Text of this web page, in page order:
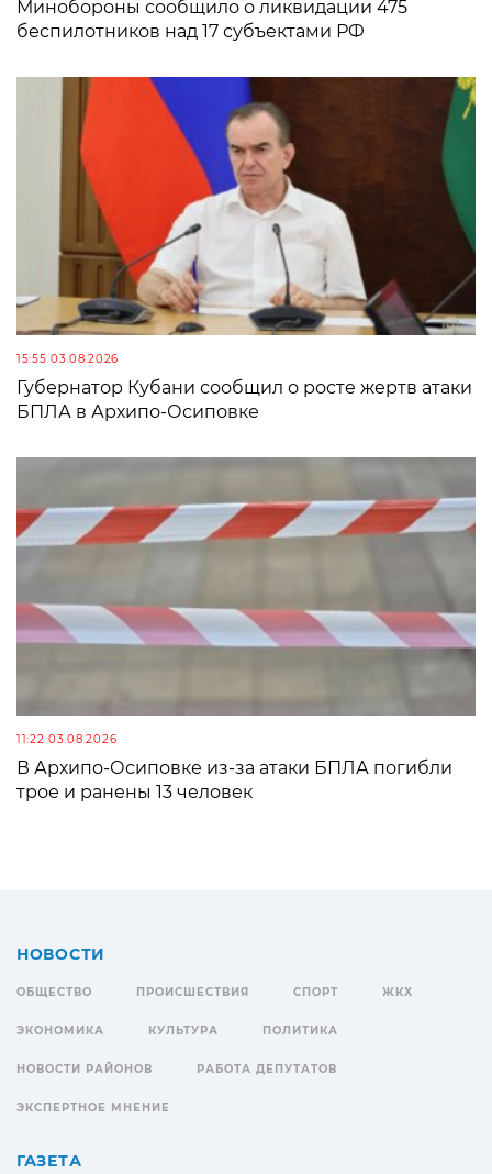
Минобороны сообщило о ликвидации 475
беспилотников над 17 субъектами РФ
15:55 03.08.2026
Губернатор Кубани сообщил о росте жертв атаки
БПЛА в Архипо-Осиповке
11:22 03.08.2026
В Архипо-Осиповке из-за атаки БПЛА погибли
трое и ранены 13 человек
НОВОСТИ
ОБЩЕСТВО ПРОИСШЕСТВИЯ СПОРТ ЖКХ
ЭКОНОМИКА КУЛЬТУРА ПОЛИТИКА
НОВОСТИ РАЙОНОВ РАБОТА ДЕПУТАТОВ
ЭКСПЕРТНОЕ МНЕНИЕ
ГАЗЕТА